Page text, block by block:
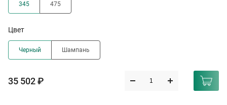
345 475
Цвет
Черный Шампань
35 502 ₽